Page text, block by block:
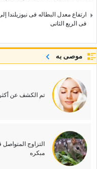
فی الربع الثانی
موصى به
تم الکشف عن أکثر
التزاوج
مبکره